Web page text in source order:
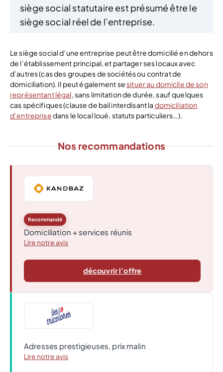
siège social statutaire est présumé être le
siège social réel de l’entreprise.
Le siège social d’une entreprise peut être domicilié en dehors
de l’établissement principal, et partager ses locaux avec
d’autres (cas des groupes de sociétés ou contrat de
domiciliation). Il peut également sesituer au domicile de son
représentant légal, sans limitation de durée, sauf quelques
cas spécifiques (clause de bail interdisant la domiciliation
d’entreprisedans le local loué, statuts particuliers…).
Nos recommandations
Recommandé
Domiciliation + services réunis
Lire notre avis
découvrir l’offre
Adresses prestigieuses, prix malin
Lire notre avis